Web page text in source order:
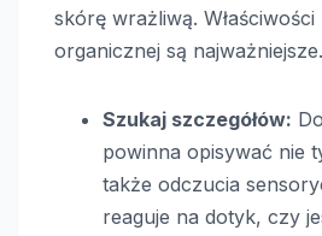
skórę wrażliwą. Właściwości
organicznej są najważniejsze.
Szukaj szczegółów:
powinna opisywać nie
także odczucia
reaguje na dotyk, czy